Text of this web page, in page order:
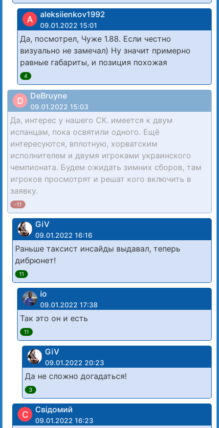
A aleksiienkov1992
09.01.2022 15:01
Да, посмотрел, Чуже 1.88. Если честно
визуально не замечал) Ну значит примерно
равные габариты, и позиция похожая
4
D DeBruyne
09.01.2022 15:03
Да, интерес у нашего СК. имеется к двум
испанцам, пока освятили одного. Ещё
интересуются, вплотную, хорватским
исполнителем и двумя игроками украинского
чемпионата. Будем ожидать зимних сборов, там
игроков просмотрят и решат кого включить в
заявку.
-11
GiV
09.01.2022 16:16
Раньше таксист инсайды выдавал, теперь
дибрюнет!
11
io
09.01.2022 17:38
Так это он и есть
11
GiV
09.01.2022 20:23
Да не сложно догадаться!
3
С Свідомий
09.01.2022 16:23